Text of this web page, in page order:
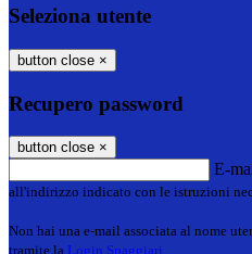
Seleziona utente
button close ×
Recupero password
button close ×
E-
all'indirizzo indicato con le istruzioni
Non hai una e-mail associata al nome
tramite la Login Spaggiari